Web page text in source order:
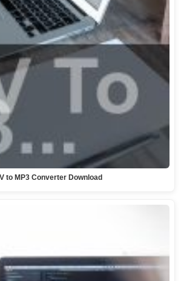
to MP3 Converter Download